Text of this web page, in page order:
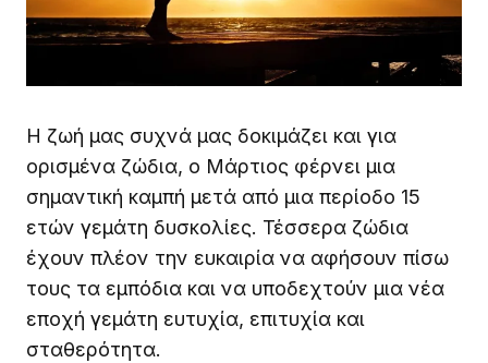
Η ζωή μας συχνά μας δοκιμάζει και για
ορισμένα ζώδια, ο Μάρτιος φέρνει μια
σημαντική καμπή μετά από μια περίοδο 15
ετών γεμάτη δυσκολίες. Τέσσερα ζώδια
έχουν πλέον την ευκαιρία να αφήσουν πίσω
τους τα εμπόδια και να υποδεχτούν μια νέα
εποχή γεμάτη ευτυχία, επιτυχία και
σταθερότητα.